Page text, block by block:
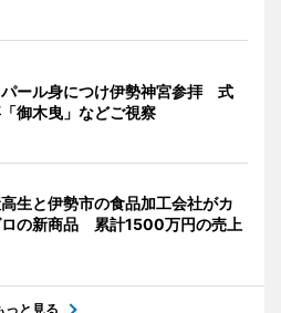
ール身につけ伊勢神宮参拝 式
御木曳」などご視察
生と伊勢市の食品加工会社がカ
ロの新商品 累計1500万円の売上
っと見る